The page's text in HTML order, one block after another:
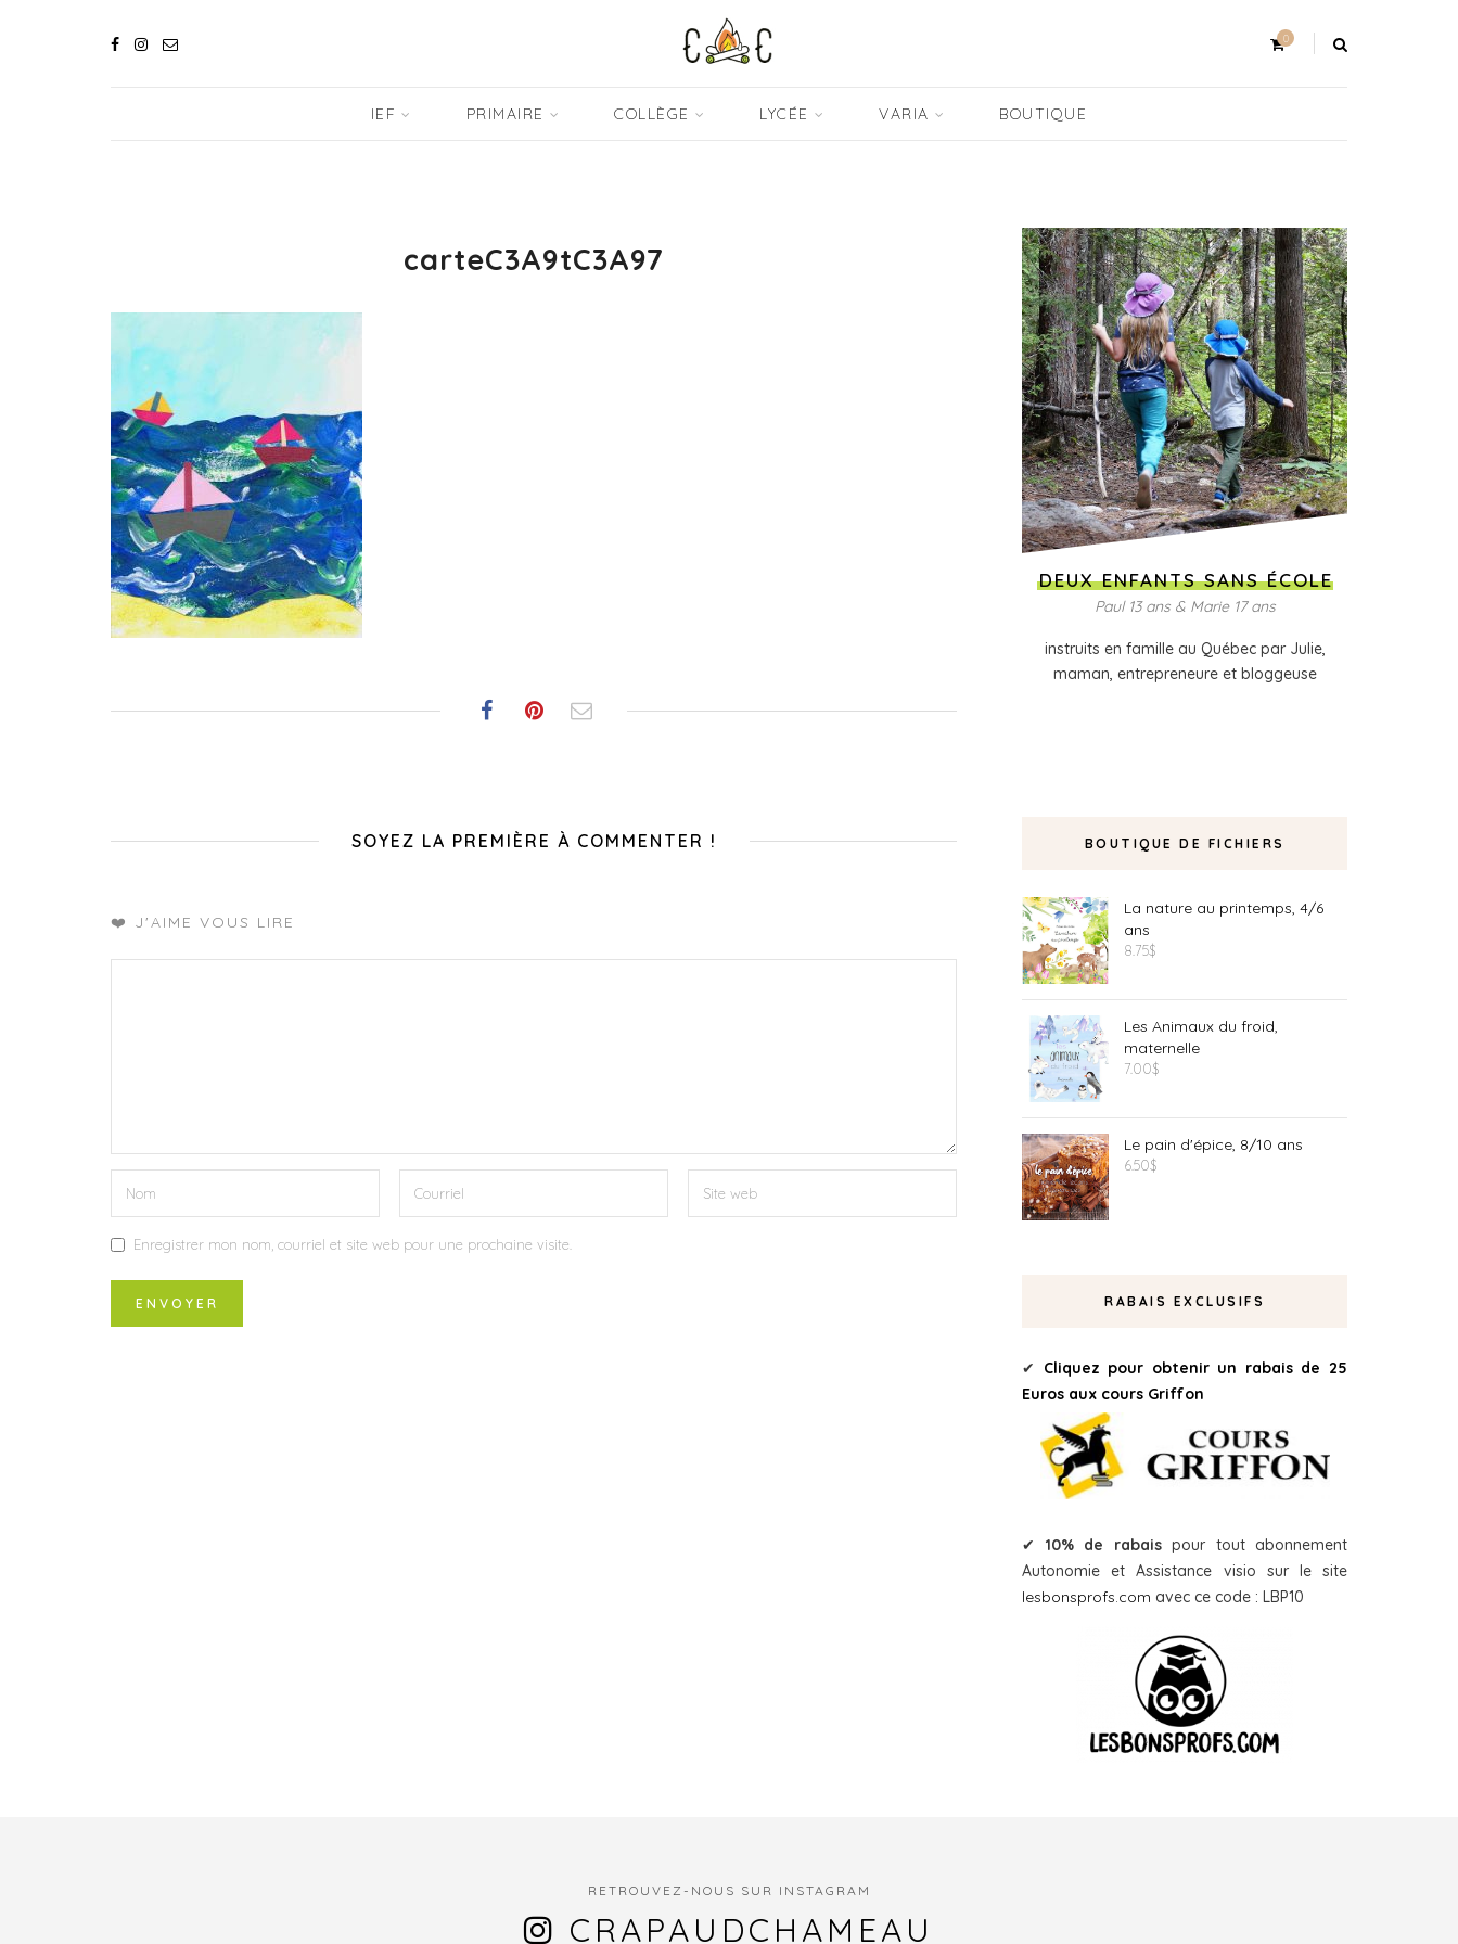
0
IEF PRIMAIRE COLLÈGE LYCÉE VARIA BOUTIQUE
carteC3A9tC3A97
SOYEZ LA PREMIÈRE À COMMENTER !
❤️ J'AIME VOUS LIRE
Enregistrer mon nom, courriel et site web pour une prochaine visite.
DEUX ENFANTS SANS ÉCOLE
Paul 13 ans & Marie 17 ans
instruits en famille au Québec par Julie,
maman, entrepreneure et bloggeuse
BOUTIQUE DE FICHIERS
La nature au printemps, 4/6
ans
8.75$
Les Animaux du froid,
maternelle
7.00$
Le pain d'épice, 8/10 ans
6.50$
RABAIS EXCLUSIFS
✔ Cliquez pour obtenir un rabais de 25
Euros aux cours Griffon
✔ 10% de rabaispour tout abonnement
Autonomie et Assistance visio sur le site
lesbonsprofs.com avec ce code : LBP10
RETROUVEZ-NOUS SUR INSTAGRAM
CRAPAUDCHAMEAU